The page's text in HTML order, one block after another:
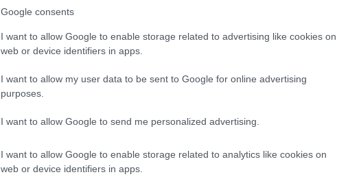
Google consents
I want to allow Google to enable storage related to advertising like cookies on
web or device identifiers in apps.
I want to allow my user data to be sent to Google for online advertising
purposes.
I want to allow Google to send me personalized advertising.
I want to allow Google to enable storage related to analytics like cookies on
web or device identifiers in apps.